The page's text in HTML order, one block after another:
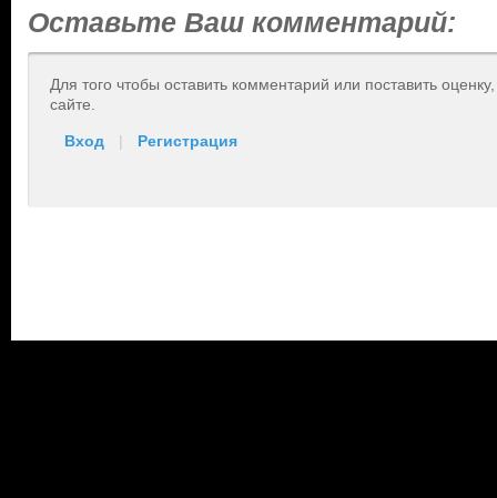
Оставьте Ваш комментарий:
Для того чтобы оставить комментарий или поставить
сайте.
Вход | Регистрация